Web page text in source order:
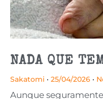
NADA QUE
Sakatomi 25/04/2026
Aunque